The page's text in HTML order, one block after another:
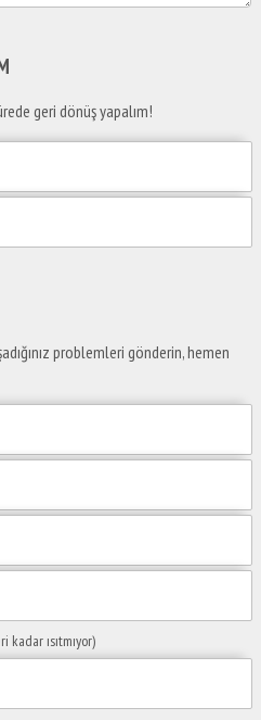
geri dönüş yapalım!
problemleri gönderin, hemen
kadar ısıtmıyor)